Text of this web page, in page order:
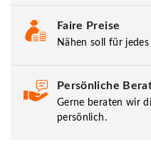
Faire Preise
Nähen soll für
Persönliche
Gerne beraten wir
persönlich.